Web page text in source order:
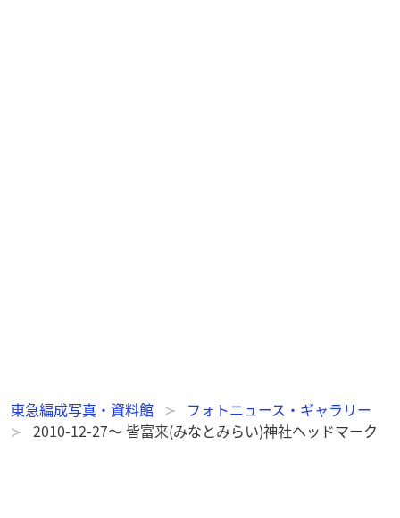
東急編成写真・資料館
フォトニュース・ギャラリー
2010-12-27～ 皆富来(みなとみらい)神社ヘッドマーク